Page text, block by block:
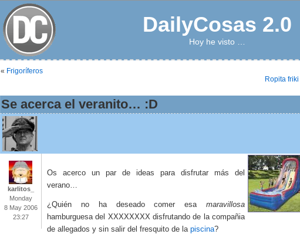
DailyCosas 2.0
Hoy he visto …
« Frigoríferos
Ropita friki
Se acerca el veranito… :D
karlitos_
Monday
8 May 2006
23:27
Os acerco un par de ideas para disfrutar más del
verano…
¿Quién no ha deseado comer esa maravillosa
hamburguesa del XXXXXXXX disfrutando de la compañia
de allegados y sin salir del fresquito de la piscina?